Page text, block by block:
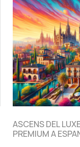
ASCENS DEL
PREMIUM A